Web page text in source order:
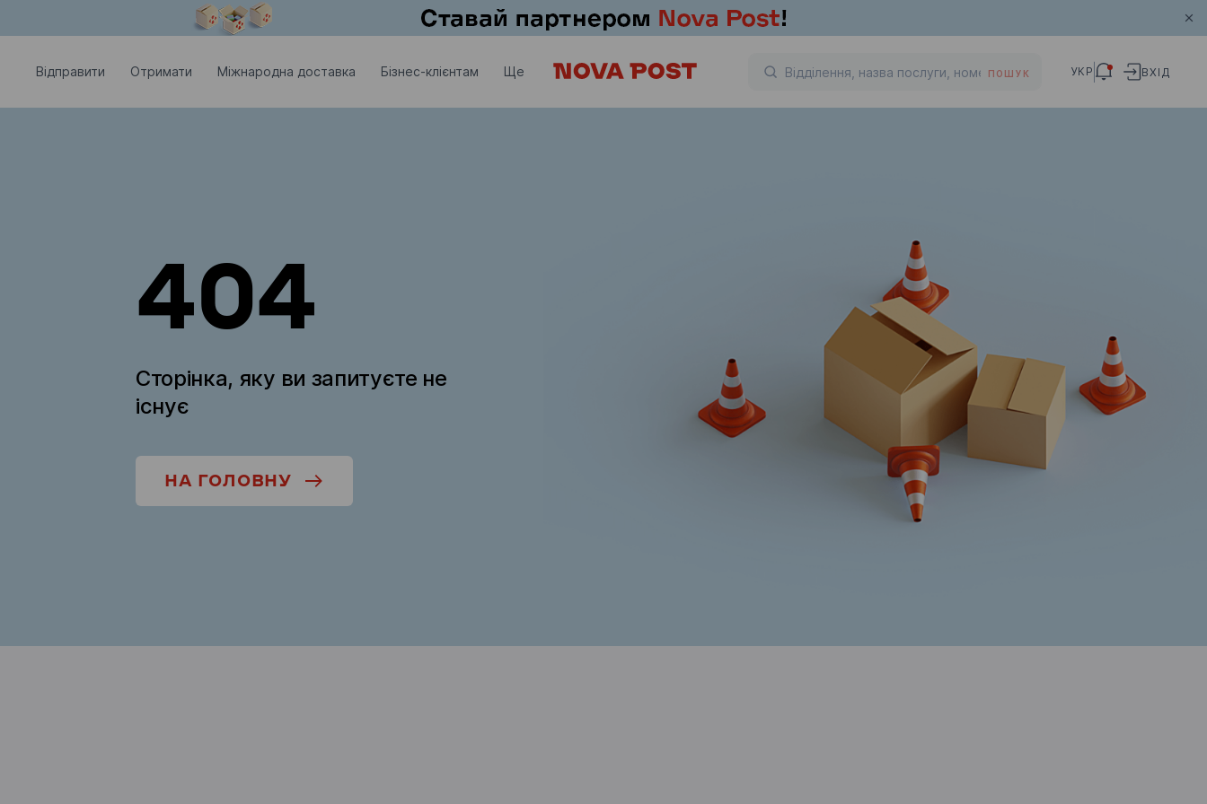
Відправити Отримати Міжнародна доставка Бізнес-клієнтам Ще ПОШУК УКР ВХІД
404
Сторінка, яку ви запитуєте не
існує
НА ГОЛОВНУ